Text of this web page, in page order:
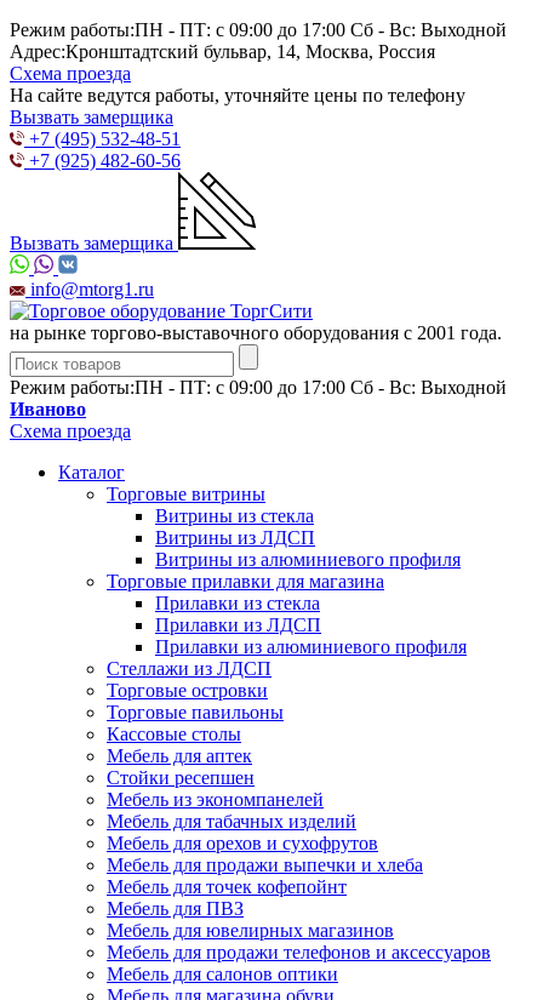
Режим работы:ПН - ПТ: с 09:00 до 17:00 Сб - Вс: Выходной
Адрес:Кронштадтский бульвар, 14, Москва, Россия
Схема проезда
На сайте ведутся работы, уточняйте цены по телефону
Вызвать замерщика
+7 (495) 532-48-51
+7 (925) 482-60-56
Вызвать замерщика
info@mtorg1.ru
на рынке торгово-выставочного оборудования с 2001 года.
Режим работы:ПН - ПТ: с 09:00 до 17:00 Сб - Вс: Выходной
Иваново
Схема проезда
Каталог
Торговые витрины
Витрины из cтекла
Витрины из ЛДСП
Витрины из алюминиевого профиля
Торговые прилавки для магазина
Прилавки из стекла
Прилавки из ЛДСП
Прилавки из алюминиевого профиля
Стеллажи из ЛДСП
Торговые островки
Торговые павильоны
Кассовые столы
Мебель для аптек
Стойки ресепшен
Мебель из экономпанелей
Мебель для табачных изделий
Мебель для орехов и сухофрутов
Мебель для продажи выпечки и хлеба
Мебель для точек кофепойнт
Мебель для ПВЗ
Мебель для ювелирных магазинов
Мебель для продажи телефонов и аксессуаров
Мебель для салонов оптики
Мебель для магазина обуви